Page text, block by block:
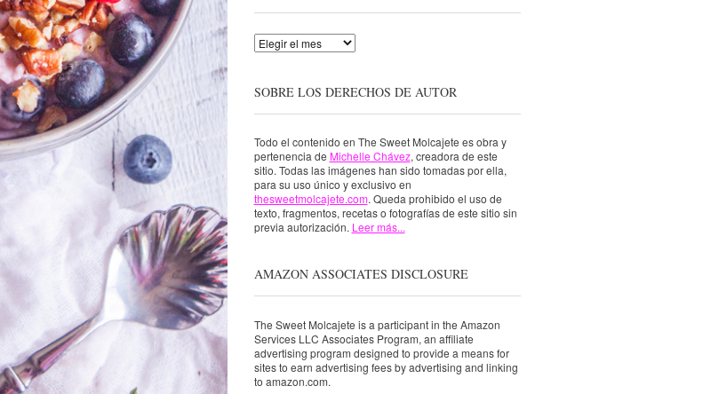
Archivo
SOBRE LOS DERECHOS DE AUTOR
Todo el contenido en The Sweet Molcajete es obra y
pertenencia de Michelle Chávez, creadora de este
sitio. Todas las imágenes han sido tomadas por ella,
para su uso único y exclusivo en
thesweetmolcajete.com. Queda prohibido el uso de
texto, fragmentos, recetas o fotografías de este sitio sin
previa autorización. Leer más...
AMAZON ASSOCIATES DISCLOSURE
The Sweet Molcajete is a participant in the Amazon
Services LLC Associates Program, an affiliate
advertising program designed to provide a means for
sites to earn advertising fees by advertising and linking
to amazon.com.